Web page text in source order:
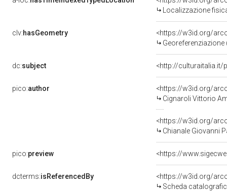
Localizzazione
clv:hasGeometry
<https://w3id.org/
dc:subject <http://
pico:author
<https://w3id.org/
Cignaroli Vittorio
<https://w3id.org/
Chianale Giovanni
pico:preview <https://
dcterms:isReferencedBy
<https://w3id.org/
Scheda